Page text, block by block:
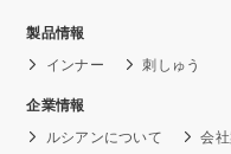
製品情報
インナー
刺しゅう
企業情報
ルシアンについて
会